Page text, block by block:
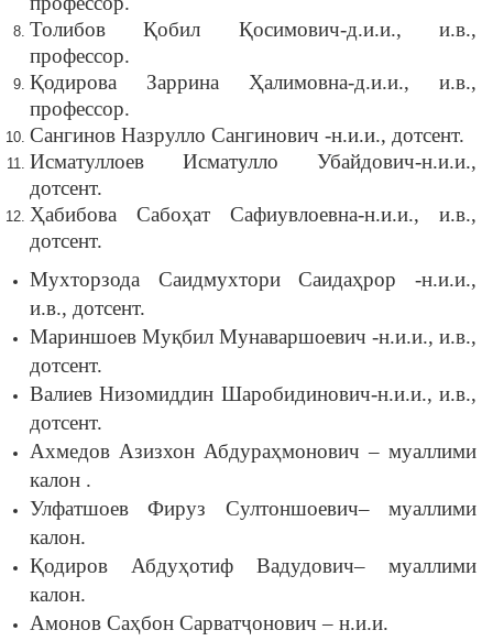
Толибов Қобил Қосимович-д.и.и., и.в.,
профессор.
Қодирова Заррина Ҳалимовна-д.и.и., и.в.,
профессор.
Сангинов Назрулло Сангинович -н.и.и., дотсент.
Исматуллоев Исматулло Убайдович-н.и.и.,
дотсент.
Ҳабибова Сабоҳат Сафиувлоевна-н.и.и., и.в.,
дотсент.
Мухторзода Саидмухтори Саидаҳрор -н.и.и.,
и.в., дотсент.
Мариншоев Муқбил Мунаваршоевич -н.и.и., и.в.,
дотсент.
Валиев Низомиддин Шаробидинович-н.и.и., и.в.,
дотсент.
Ахмедов Азизхон Абдураҳмонович – муаллими
калон .
Улфатшоев Фируз Султоншоевич– муаллими
калон.
Қодиров Абдуҳотиф Вадудович– муаллими
калон.
Амонов Саҳбон Сарватҷонович – н.и.и.